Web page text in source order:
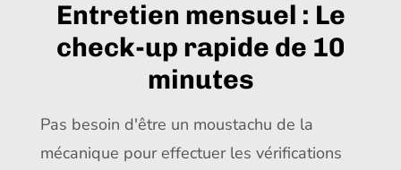
Entretien mensuel : Le
check-up rapide de 10
minutes
Pas besoin d'être un moustachu de la
mécanique pour effectuer les vérifications